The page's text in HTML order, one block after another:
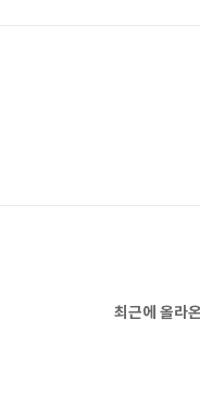
한 공사 관계자의 진술
최근에 올라